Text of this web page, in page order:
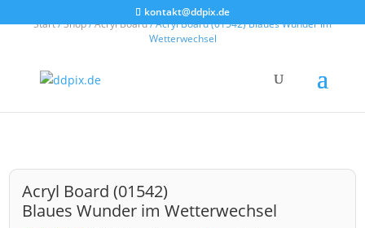
kontakt@ddpix.de
Start/Shop/Acryl Board/ Acryl Board (01542) Blaues Wunder im
Wetterwechsel
Acryl Board (01542)
Blaues Wunder im Wetterwechsel